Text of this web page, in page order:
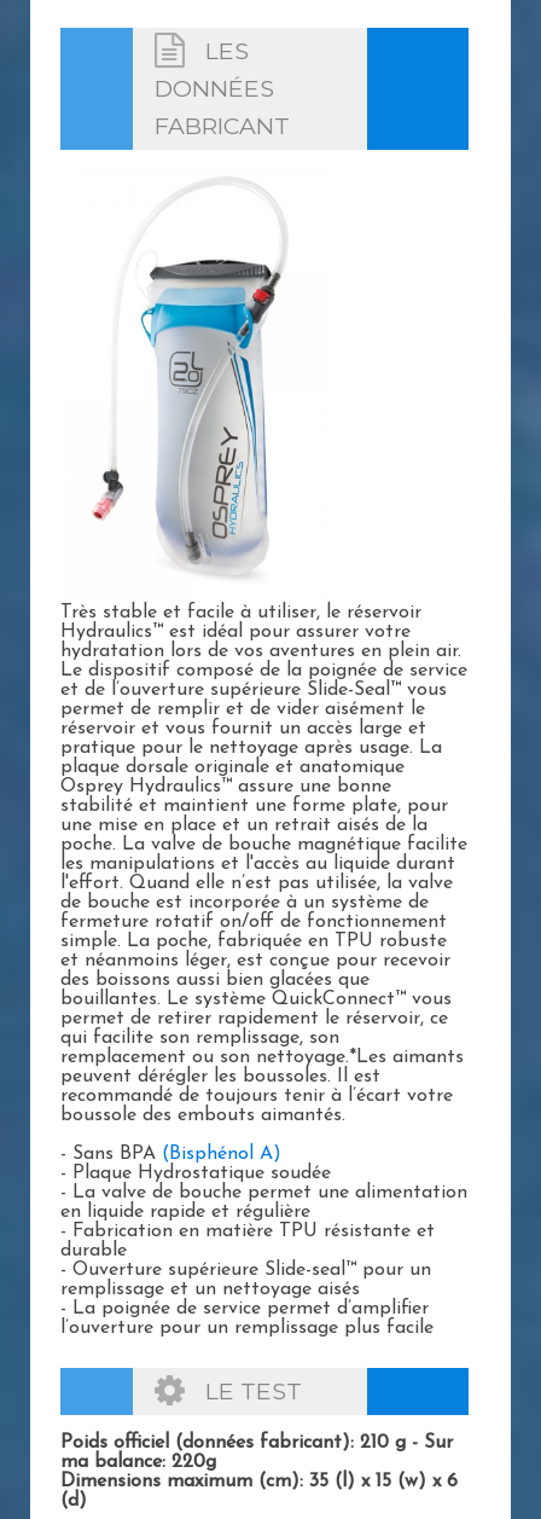
LES
DONNÉES
FABRICANT
Très stable et facile à utiliser, le réservoir
Hydraulics™ est idéal pour assurer votre
hydratation lors de vos aventures en plein air.
Le dispositif composé de la poignée de service
et de l’ouverture supérieure Slide-Seal™ vous
permet de remplir et de vider aisément le
réservoir et vous fournit un accès large et
pratique pour le nettoyage après usage. La
plaque dorsale originale et anatomique
Osprey Hydraulics™ assure une bonne
stabilité et maintient une forme plate, pour
une mise en place et un retrait aisés de la
poche. La valve de bouche magnétique facilite
les manipulations et l'accès au liquide durant
l'effort. Quand elle n’est pas utilisée, la valve
de bouche est incorporée à un système de
fermeture rotatif on/off de fonctionnement
simple. La poche, fabriquée en TPU robuste
et néanmoins léger, est conçue pour recevoir
des boissons aussi bien glacées que
bouillantes. Le système QuickConnect™ vous
permet de retirer rapidement le réservoir, ce
qui facilite son remplissage, son
remplacement ou son nettoyage.*Les aimants
peuvent dérégler les boussoles. Il est
recommandé de toujours tenir à l’écart votre
boussole des embouts aimantés.
- Sans BPA (Bisphénol A)
- Plaque Hydrostatique soudée
- La valve de bouche permet une alimentation
en liquide rapide et régulière
- Fabrication en matière TPU résistante et
durable
- Ouverture supérieure Slide-seal™ pour un
remplissage et un nettoyage aisés
- La poignée de service permet d’amplifier
l’ouverture pour un remplissage plus facile
LE TEST
Poids officiel (données fabricant): 210 g - Sur
ma balance: 220g
Dimensions maximum (cm): 35 (l) x 15 (w) x 6
(d)